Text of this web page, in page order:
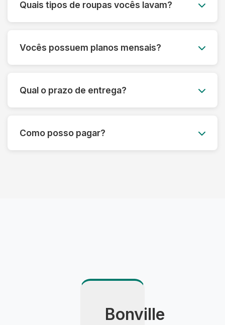
a lavagem, entregamos tudo limpo e passado
para você.
Quais tipos de roupas vocês lavam?
festa, ternos e roupas de couro. Também
lavamos edredons, tapetes, tênis e muito mais.
Vocês possuem planos mensais?
necessidades, com um ótimo custo-benefício.
Entre em contato para saber mais.
Qual o prazo de entrega?
Oferecemos também opções de lavagem
express.
Como posso pagar?
Bonville